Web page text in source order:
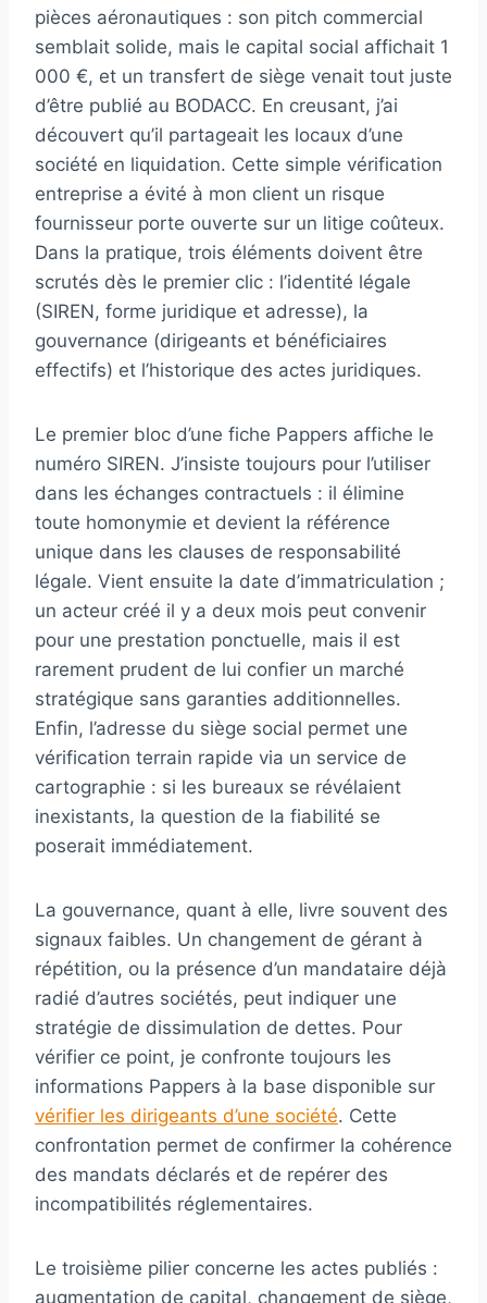
pièces aéronautiques : son pitch commercial
semblait solide, mais le capital social affichait 1
000 €, et un transfert de siège venait tout juste
d’être publié au BODACC. En creusant, j’ai
découvert qu’il partageait les locaux d’une
société en liquidation. Cette simple vérification
entreprise a évité à mon client un risque
fournisseur porte ouverte sur un litige coûteux.
Dans la pratique, trois éléments doivent être
scrutés dès le premier clic : l’identité légale
(SIREN, forme juridique et adresse), la
gouvernance (dirigeants et bénéficiaires
effectifs) et l’historique des actes juridiques.
Le premier bloc d’une fiche Pappers affiche le
numéro SIREN. J’insiste toujours pour l’utiliser
dans les échanges contractuels : il élimine
toute homonymie et devient la référence
unique dans les clauses de responsabilité
légale. Vient ensuite la date d’immatriculation ;
un acteur créé il y a deux mois peut convenir
pour une prestation ponctuelle, mais il est
rarement prudent de lui confier un marché
stratégique sans garanties additionnelles.
Enfin, l’adresse du siège social permet une
vérification terrain rapide via un service de
cartographie : si les bureaux se révélaient
inexistants, la question de la fiabilité se
poserait immédiatement.
La gouvernance, quant à elle, livre souvent des
signaux faibles. Un changement de gérant à
répétition, ou la présence d’un mandataire déjà
radié d’autres sociétés, peut indiquer une
stratégie de dissimulation de dettes. Pour
vérifier ce point, je confronte toujours les
informations Pappers à la base disponible sur
vérifier les dirigeants d’une société. Cette
confrontation permet de confirmer la cohérence
des mandats déclarés et de repérer des
incompatibilités réglementaires.
Le troisième pilier concerne les actes publiés :
augmentation de capital, changement de siège,